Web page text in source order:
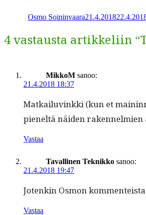
Osmo Soininvaara21.4.2018
4 vastausta artikkeliin
MikkoM sanoo:
21.4.2018 18:37
Matkailu­vink­ki (kun et
pieneltä näi­den
Vastaa
Tavallinen Teknikko sanoo:
21.4.2018 19:47
Jotenkin Osmon
Vastaa